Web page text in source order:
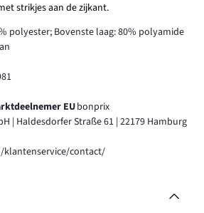
strikjes aan de zijkant.
polyester; Bovenste laag: 80% polyamide
EUbonprix
| Haldesdorfer Straße 61 | 22179 Hamburg
contact/